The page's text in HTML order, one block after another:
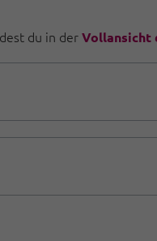
du in derVollansicht